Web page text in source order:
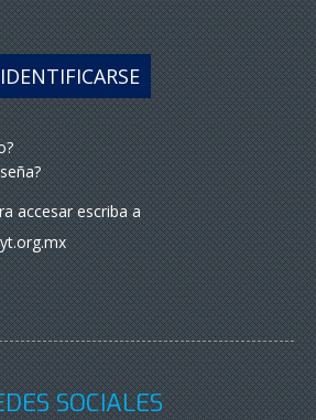
IDENTIFICARSE
accesar escriba a
SOCIALES